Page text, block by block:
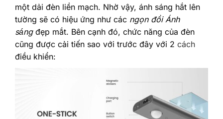
một dải đèn liền mạch. Nhờ vậy, ánh sáng hắt lên
tường sẽ có hiệu ứng như các ngọn đồi Ánh
sáng đẹp mắt. Bên cạnh đó, chức năng của đèn
cũng được cải tiến sao với trước đây với 2 cách
điều khiển: